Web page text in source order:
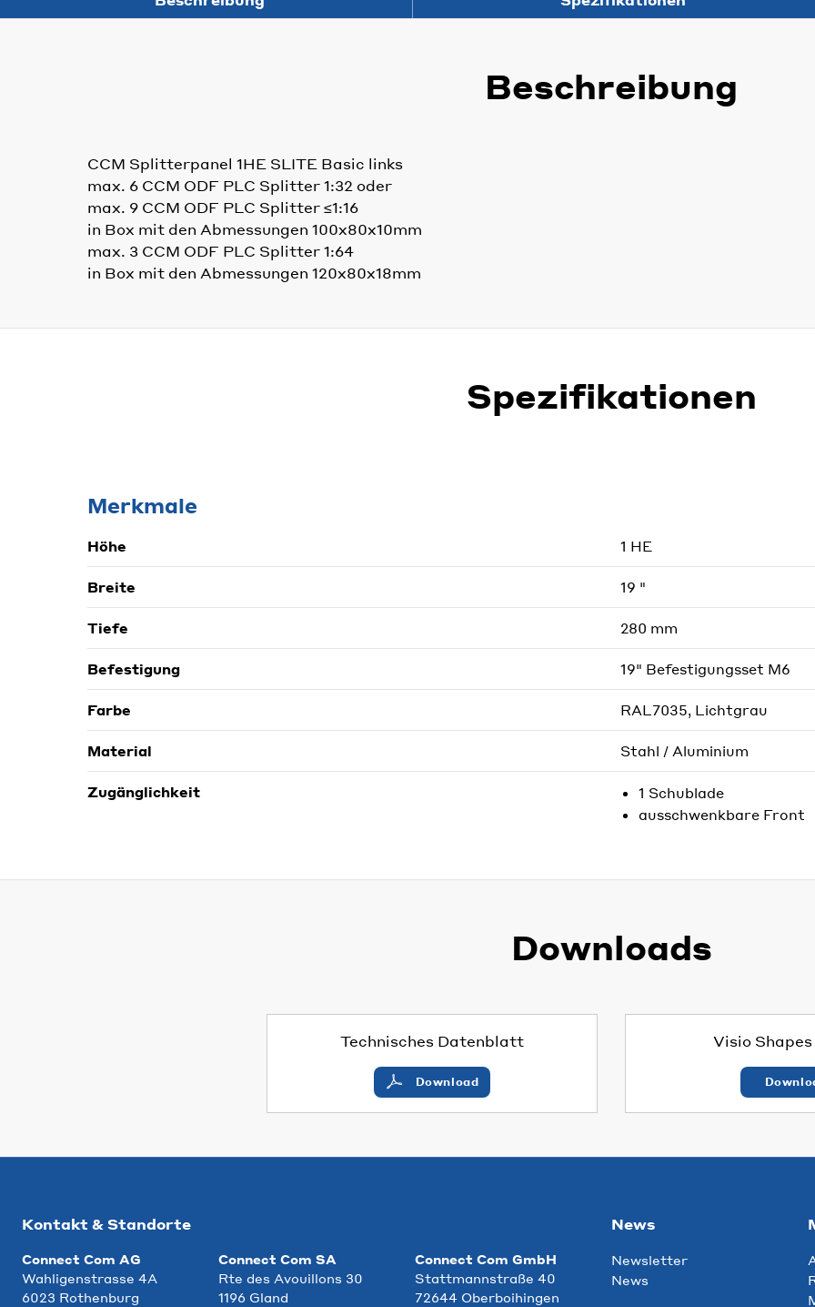
Beschreibung
CCM Splitterpanel 1HE SLITE Basic links
max. 6 CCM ODF PLC Splitter 1:32 oder
max. 9 CCM ODF PLC Splitter ≤1:16
in Box mit den Abmessungen 100x80x10mm
max. 3 CCM ODF PLC Splitter 1:64
in Box mit den Abmessungen 120x80x18mm
Spezifikationen
Merkmale
Höhe 1 HE
Breite 19 "
Tiefe 280 mm
Befestigung 19" Befestigungsset M6
Farbe RAL7035, Lichtgrau
Material Stahl / Aluminium
Zugänglichkeit
1 Schublade
ausschwenkbare Front
Downloads
Technisches Datenblatt
Download
Visio Shapes
Kontakt & Standorte
Connect Com AG
Wahligenstrasse 4A
6023 Rothenburg
Connect Com SA
Rte des Avouillons 30
1196 Gland
Connect Com GmbH
Stattmannstraße 40
72644 Oberboihingen
News
Newsletter
News